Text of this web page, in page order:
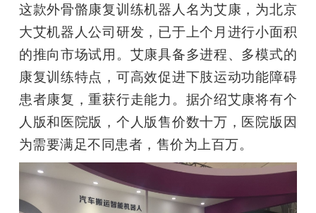
这款外骨骼康复训练机器人名为艾康，为北京
大艾机器人公司研发，已于上个月进行小面积
的推向市场试用。艾康具备多进程、多模式的
康复训练特点，可高效促进下肢运动功能障碍
患者康复，重获行走能力。据介绍艾康将有个
人版和医院版，个人版售价数十万，医院版因
为需要满足不同患者，售价为上百万。